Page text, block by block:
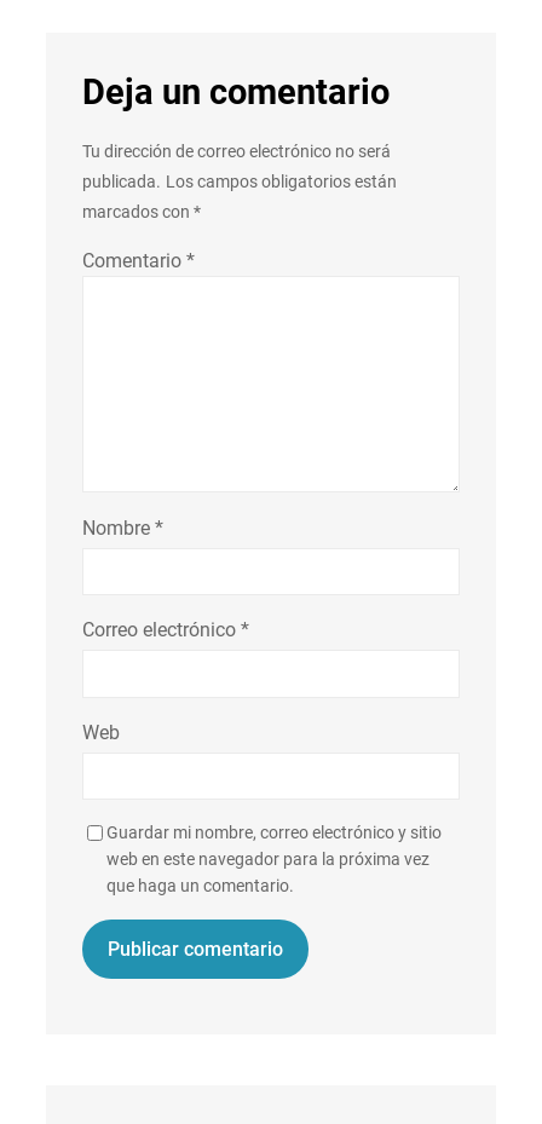
Deja un comentario
Tu dirección de correo electrónico no será
publicada. Los campos obligatorios están
marcados con *
Comentario *
Nombre *
Correo electrónico *
Web
Guardar mi nombre, correo electrónico y sitio
web en este navegador para la próxima vez
que haga un comentario.